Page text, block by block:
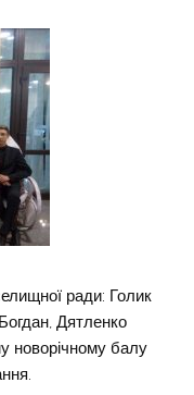
ради: Голик
Дятленко
новорічному балу